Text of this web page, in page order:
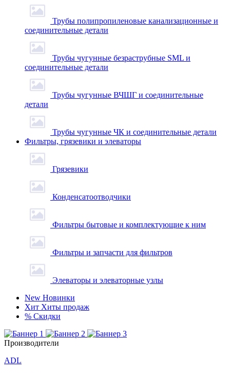
Трубы полипропиленовые канализационные и
соединительные детали
Трубы чугунные безраструбные SML и
соединительные детали
Трубы чугунные ВЧШГ и соединительные
детали
Трубы чугунные ЧК и соединительные детали
Фильтры, грязевики и элеваторы
Грязевики
Конденсатоотводчики
Фильтры бытовые и комплектующие к ним
Фильтры и запчасти для фильтров
Элеваторы и элеваторные узлы
New Новинки
Хит Хиты продаж
% Скидки
Производители
ADL